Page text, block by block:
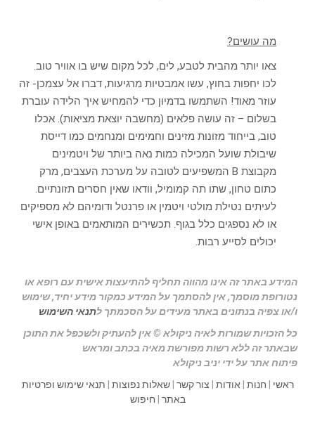
מה עושים?
צאו יותר מהבית לטבע, לים, לכל מקום שיש בו אוויר טוב.
לכו יחפות בחוץ, עשו אמבטיות מרגיעות, דברו אל עצמכן- זה
עוזר מאוד! השתמשו בדמיון כדי להמחיש איך הלידה עוברת
בשלום – זה עושה פלאים (מחשבה יוצאת מציאות). אכלו
טוב, בייחוד מזונות מזינים וחמימים ומנחמים כמו דייסת
שיבולת שועל המכילה כמות נאה ביותר של ויטמינים
מקבוצת B המשפיעים לטובה על מערכת העצבים, מרק
כתום טחון, שתו תה קמומיל, וודאו שאין חסרים תזונתיים.
לעיתים נטילת מולטי ויטמין או פרנטל ודומיהם לא מספיקים
או לא נספגים כלל בגוף. תכשירים המותאמים באופן אישי
יכולים לסייע רבות.
המידע באתר זה אינו מהווה תחליף להתיעצות אישית עם רופא או
נטורופת מוסמך, אין להסתמך על המידע כמקור מידע יחיד, שימוש
ו/או צפיה בנתונים באתר מעידים על הסכמתך לתנאי השימוש
כל הזכויות שמורות לאיה ניקולא © אין להעתיק ולשכפל את התוכן
שבאתר זה ללא רשות מפורשת מאיה בכתב ומראש
פיתוח אתר על ידי יניב ניקולא
ראשי
חנות אודות צור קשר |שאלות נפוצות
תנאי שימוש ופרטיות
באתר
חיפוש